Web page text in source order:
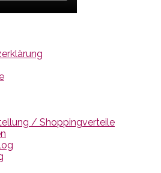
/ Shoppingverteile